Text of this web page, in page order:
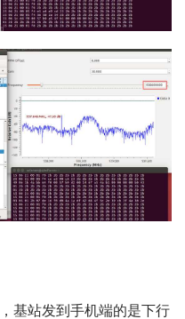
基站发到手机端的是下行